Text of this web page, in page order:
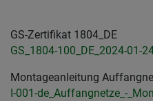
GS-Zertifikat 1804_DE
GS_1804-100_DE_2024-01-
Montageanleitung
I-001-de_Auffangnetze_-